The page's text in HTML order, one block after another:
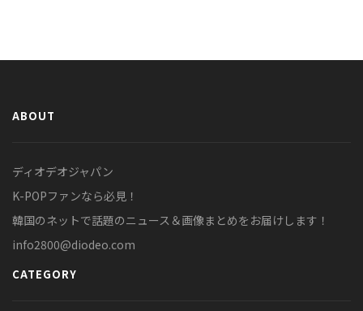
ABOUT
ディオデオジャパン
K-POPファンなら必見！
韓国のネットで話題のニュース＆画像まとめをお届けします！
info2800@diodeo.com
CATEGORY